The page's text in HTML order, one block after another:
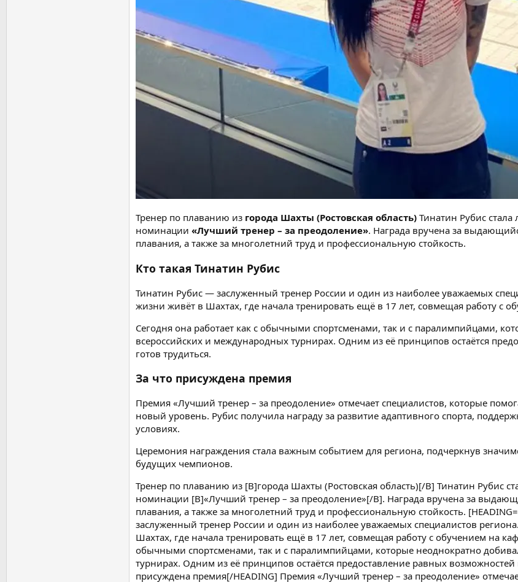
Тренер по плаванию из города Шахты (Ростовская область) Тинатин Рубис
номинации «Лучший тренер – за преодоление». Награда вручена за
плавания, а также за многолетний труд и профессиональную стойкость.
Кто такая Тинатин Рубис
Тинатин Рубис — заслуженный тренер России и один из наиболее уважаемых
жизни живёт в Шахтах, где начала тренировать ещё в 17 лет, совмещая работу с
Сегодня она работает как с обычными спортсменами, так и с паралимпийцами,
всероссийских и международных турнирах. Одним из её принципов остаётся
готов трудиться.
За что присуждена премия
Премия «Лучший тренер – за преодоление» отмечает специалистов, которые
новый уровень. Рубис получила награду за развитие адаптивного спорта,
условиях.
Церемония награждения стала важным событием для региона, подчеркнув
будущих чемпионов.
Тренер по плаванию из [B]города Шахты (Ростовская область)[/B] Тинатин Рубис
номинации [B]«Лучший тренер – за преодоление»[/B]. Награда вручена за
плавания, а также за многолетний труд и профессиональную стойкость.
заслуженный тренер России и один из наиболее уважаемых специалистов
Шахтах, где начала тренировать ещё в 17 лет, совмещая работу с обучением на
обычными спортсменами, так и с паралимпийцами, которые неоднократно
турнирах. Одним из её принципов остаётся предоставление равных
присуждена премия[/HEADING] Премия «Лучший тренер – за преодоление»